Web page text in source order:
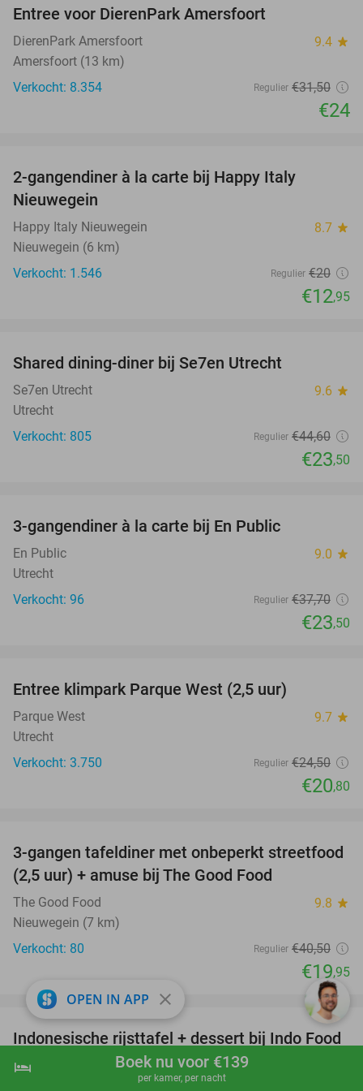
shopping_cart Boek nu
hotel Boek nu voor €139
per kamer, per nacht
Entree voor DierenPark Amersfoort
DierenPark Amersfoort 9.4 star
Amersfoort (13 km)
Verkocht: 8.354
Regulier €31,50
€24
2-gangendiner à la carte bij Happy Italy
Nieuwegein
Happy Italy Nieuwegein 8.7 star
Nieuwegein (6 km)
Verkocht: 1.546
Regulier €20
€12,95
Shared dining-diner bij Se7en Utrecht
Se7en Utrecht 9.6 star
Utrecht
Verkocht: 805
Regulier €44,60
€23,50
3-gangendiner à la carte bij En Public
En Public 9.0 star
Utrecht
Verkocht: 96
Regulier €37,70
€23,50
Entree klimpark Parque West (2,5 uur)
Parque West 9.7 star
Utrecht
Verkocht: 3.750
Regulier €24,50
€20,80
51%
3-gangen tafeldiner met onbeperkt streetfood
(2,5 uur) + amuse bij The Good Food
The Good Food 9.8 star
Nieuwegein (7 km)
Verkocht: 80
Regulier €40,50
€19,95
38%
favorite_border
Indonesische rijsttafel + dessert bij Indo Food
House
OPEN IN APP close